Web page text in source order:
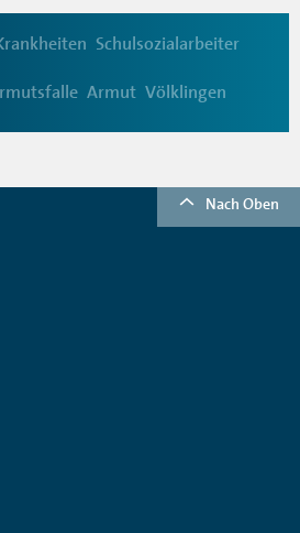
Schulsozialarbeiter
Armut Völklingen
Nach Oben